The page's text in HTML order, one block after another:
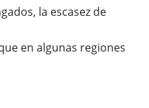
la escasez de
en algunas regiones